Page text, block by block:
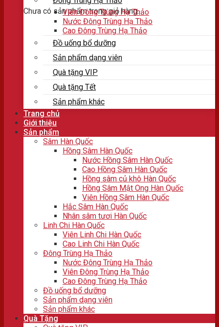
Chưa có sản phẩm trong giỏ hàng.
Viên Đông Trùng Hạ Thảo
Nước Đông Trùng Hạ Thảo
Cao Đông Trùng Hạ Thảo
Đồ uống bổ dưỡng
Sản phẩm dạng viên
Quà tặng VIP
Quà tặng Tết
Sản phẩm khác
Trang chủ
Giới thiệu
Sản phẩm
Sâm Hàn Quốc
Hồng Sâm Hàn Quốc
Nước Hồng Sâm Hàn Quốc
Cao Hồng Sâm Hàn Quốc
Hồng sâm củ khô Hàn Quốc
Hồng Sâm Mật Ong Hàn Quốc
Viên Hồng Sâm Hàn Quốc
Hắc Sâm Hàn Quốc
Nhân sâm tươi Hàn Quốc
Linh Chi Hàn Quốc
Viên Linh Chi Hàn Quốc
Cao Linh Chi Hàn Quốc
Đông Trùng Hạ Thảo
Nước Đông Trùng Hạ Thảo
Viên Đông Trùng Hạ Thảo
Cao Đông Trùng Hạ Thảo
Đồ uống bổ dưỡng
Sản phẩm dạng viên
Sản phẩm khác
Quà Tặng